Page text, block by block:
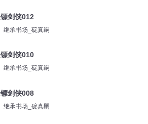
剑侠012
继承书场_碇真嗣
剑侠010
继承书场_碇真嗣
剑侠008
继承书场_碇真嗣